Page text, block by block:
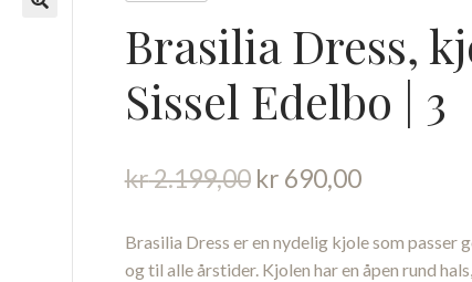
Brasilia Dress,
Sissel Edelbo | 3
kr2.199,00 Opprinnelig
var:
kr 2.199,00.
kr 690,00
er:
kr 690,00.
Brasilia Dress er en nydelig kjole som passer
og til alle årstider. Kjolen har en åpen rund